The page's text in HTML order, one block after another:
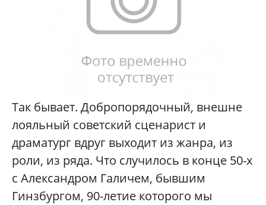
Так бывает. Добропорядочный, внешне
лояльный советский сценарист и
драматург вдруг выходит из жанра, из
роли, из ряда. Что случилось в конце 50-х
с Александром Галичем, бывшим
Гинзбургом, 90-летие которого мы